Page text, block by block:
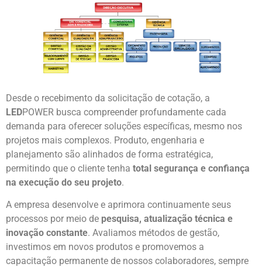
Desde o recebimento da solicitação de cotação, a
LEDPOWER busca compreender profundamente cada
demanda para oferecer soluções específicas, mesmo nos
projetos mais complexos. Produto, engenharia e
planejamento são alinhados de forma estratégica,
permitindo que o cliente tenha total segurança e confiança
na execução do seu projeto.
A empresa desenvolve e aprimora continuamente seus
processos por meio de pesquisa, atualização técnica e
inovação constante. Avaliamos métodos de gestão,
investimos em novos produtos e promovemos a
capacitação permanente de nossos colaboradores, sempre